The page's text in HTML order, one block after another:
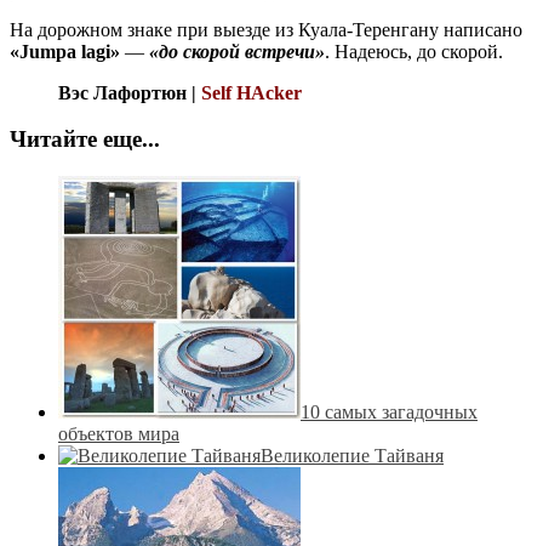
На дорожном знаке при выезде из Куала-Теренгану написано
«Jumpa lagi» — «до скорой встречи». Надеюсь, до скорой.
Вэс Лафортюн | Self HAcker
Читайте еще...
10 самых загадочных
объектов мира
Великолепие Тайваня